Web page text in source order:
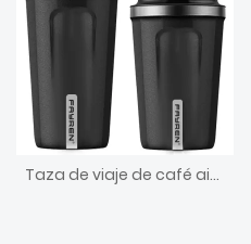
Taza de viaje de café aislada de acero inoxidable